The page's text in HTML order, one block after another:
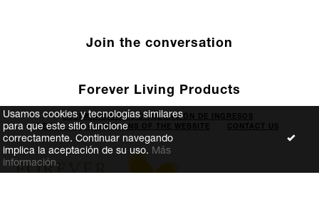
Join the conversation
Forever Living Products
DECLARACIÓN DE DIVULGACIÓN DE INGRESOS
TERMS AND CONDITIONS OF THE WEBSITE
CONTACT US
Usamos cookies y tecnologías similares
para que este sitio funcione
correctamente. Continuar navegando
implica la aceptación de su uso. Más
información.